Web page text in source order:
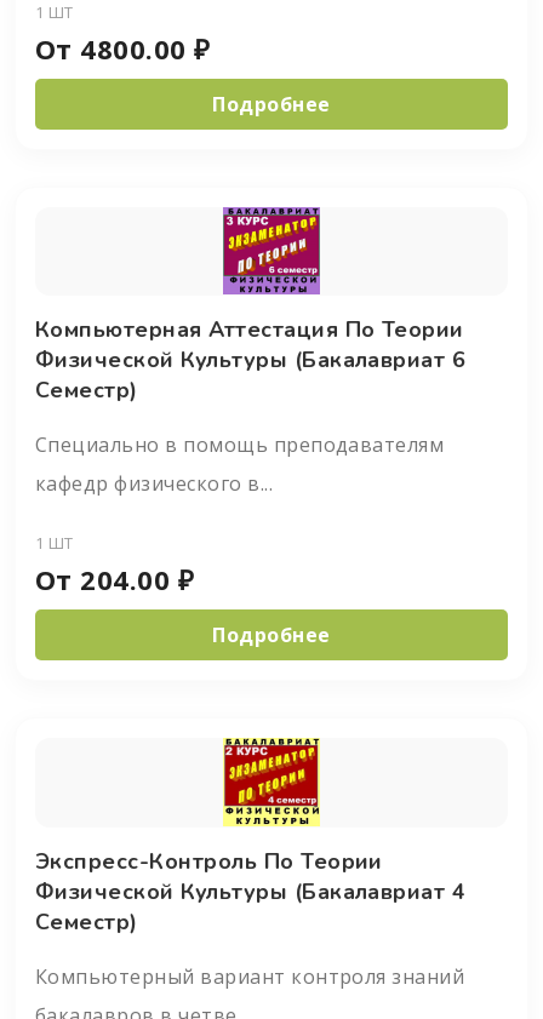
1 ШТ
От 4800.00 ₽
Подробнее
Компьютерная Аттестация По Теории
Физической Культуры (бакалавриат 6
Семестр)
Специально в помощь преподавателям
кафедр физического в...
1 ШТ
От 204.00 ₽
Подробнее
Экспресс-Контроль По Теории
Физической Культуры (бакалавриат 4
Семестр)
Компьютерный вариант контроля знаний